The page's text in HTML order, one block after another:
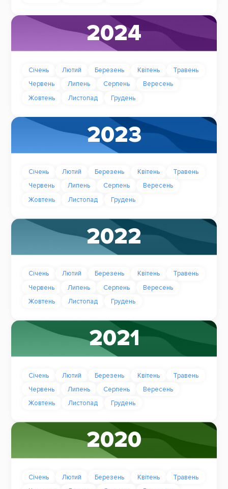
2024
Січень Лютий Березень Квітень
Травень
Червень
Липень Серпень
Вересень
Жовтень
Листопад Грудень
2023
Січень Лютий Березень Квітень
Травень
Червень
Липень Серпень
Вересень
Жовтень
Листопад Грудень
2022
Січень Лютий Березень Квітень
Травень
Червень
Липень Серпень
Вересень
Жовтень
Листопад Грудень
2021
Січень Лютий Березень Квітень
Травень
Червень
Липень Серпень
Вересень
Жовтень
Листопад Грудень
2020
Січень Лютий Березень Квітень
Травень